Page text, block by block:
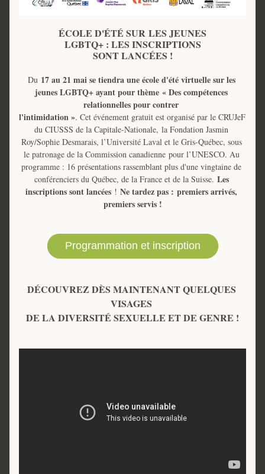
ÉCOLE D'ÉTÉ SUR LES JEUNES
LGBTQ+ : LES INSCRIPTIONS
SONT LANCÉES !
Du 17 au 21 mai se tiendra une école d'été virtuelle sur les
jeunes LGBTQ+ ayant pour thème « Des compétences
relationnelles pour contrer
l'intimidation ». Cet événement gratuit est organisé par le CRUJeF
du CIUSSS de la Capitale-Nationale, la Fondation Jasmin
Roy/Sophie Desmarais, l’Université Laval et le Gris-Québec, sous
le patronage de la Commission canadienne pour l’UNESCO. Au
programme : 16 présentations rassemblant plus d'une vingtaine de
conférenciers du Québec, de la France et de la Suisse. Les
inscriptions sont lancées ! Ne tardez pas : premiers arrivés,
premiers servis !
Programmation et inscription
DÉCOUVREZ DÈS MAINTENANT QUELQUES
VISAGES
DE LA DIVERSITÉ SEXUELLE ET DE GENRE !